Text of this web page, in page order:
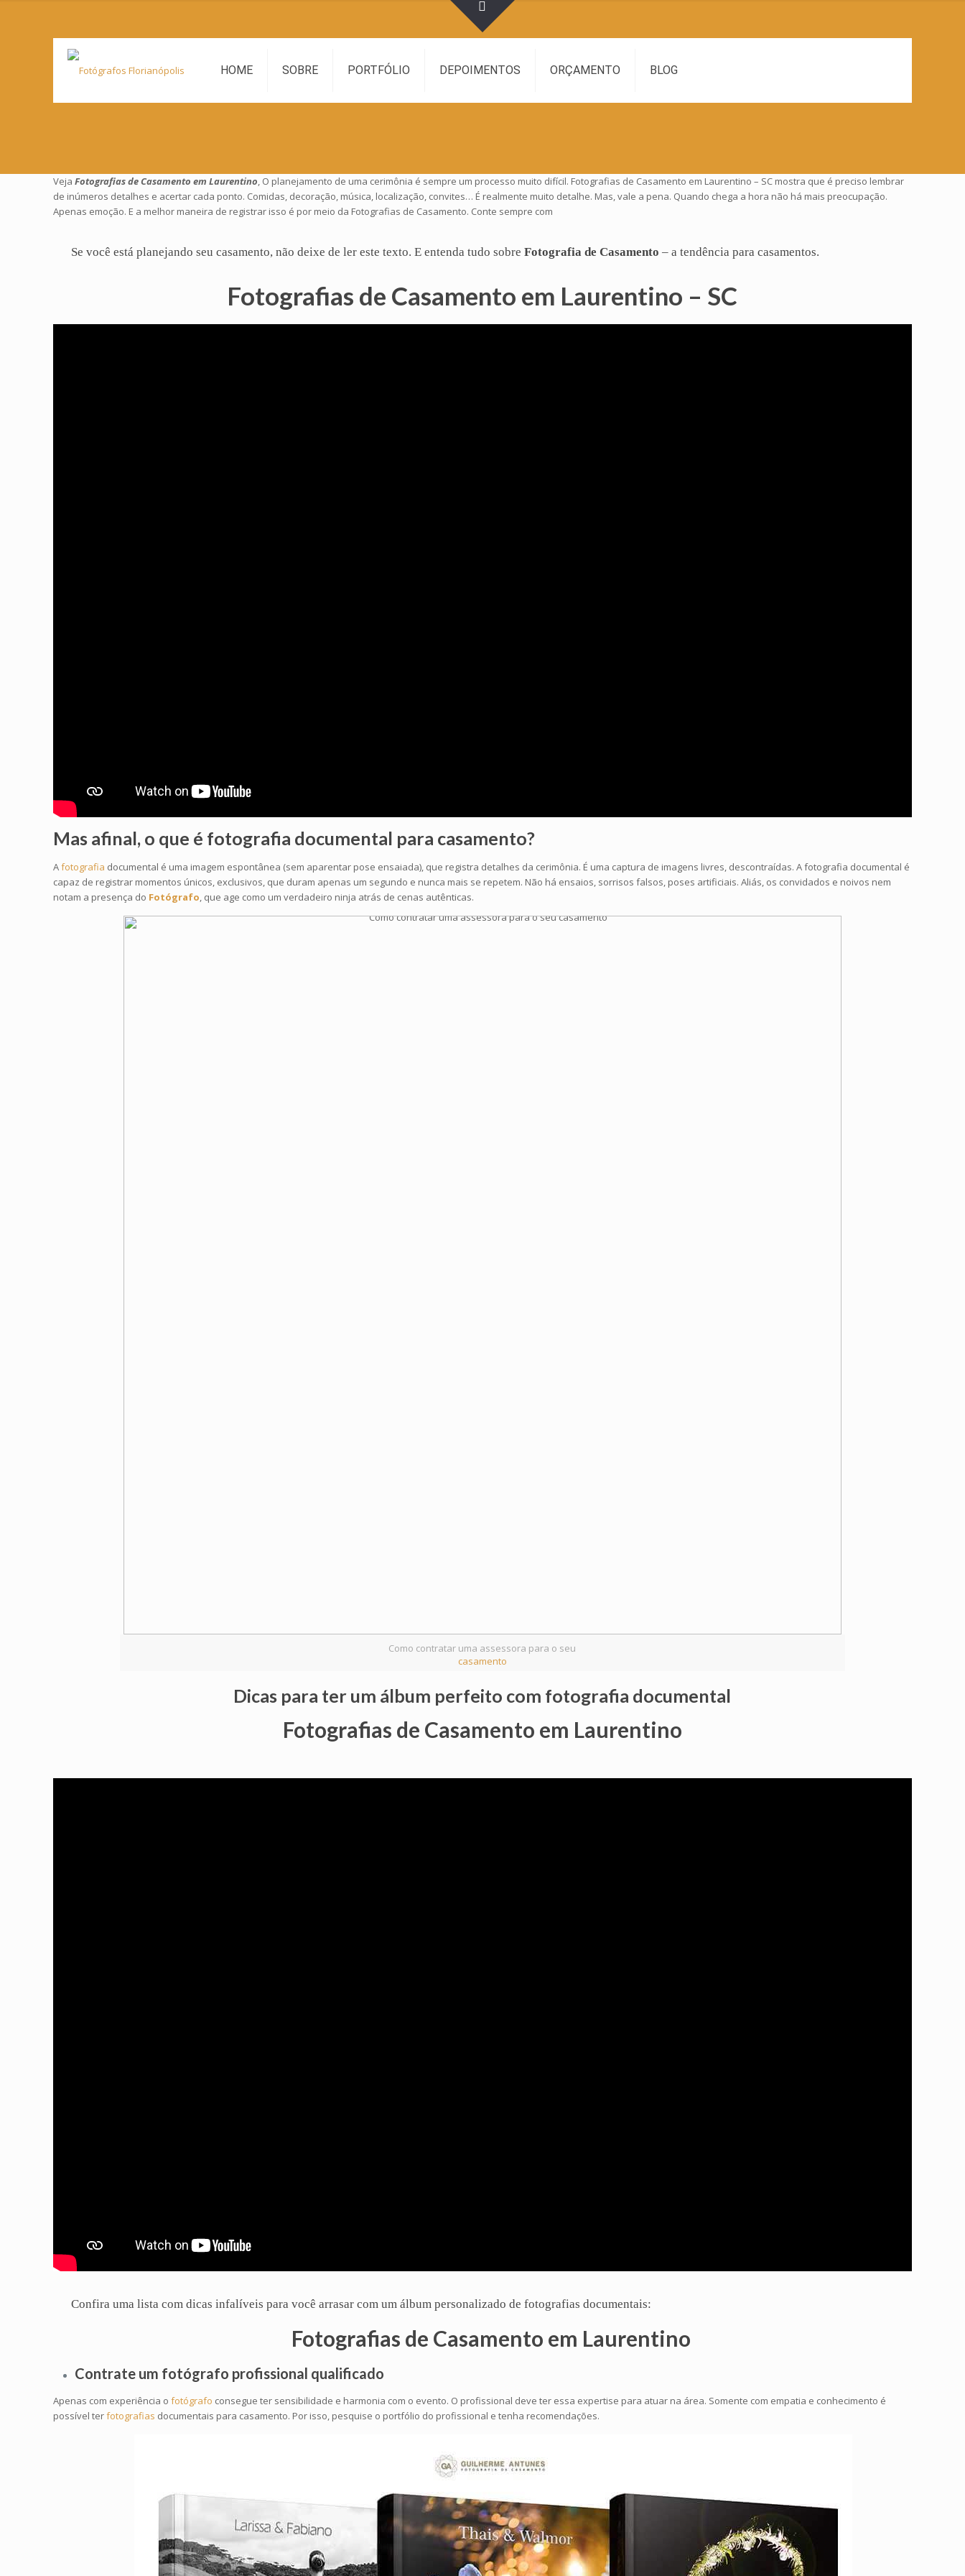
HOME SOBRE PORTFÓLIO DEPOIMENTOS ORÇAMENTO BLOG
VejaFotografias de Casamento em Laurentino, O planejamento de uma cerimônia é sempre um processo muito difícil. Fotografias de Casamento em Laurentino – SC mostra que é preciso lembrar
de inúmeros detalhes e acertar cada ponto. Comidas, decoração, música, localização, convites… É realmente muito detalhe. Mas, vale a pena. Quando chega a hora não há mais preocupação.
Apenas emoção. E a melhor maneira de registrar isso é por meio da Fotografias de Casamento. Conte sempre com
Se você está planejando seucasamento, não deixe de ler este texto. E entenda tudo sobreFotografia de Casamento – a tendência para casamentos.
Fotografias de Casamento em Laurentino – SC
Mas afinal, o que é fotografia documental para casamento?
Afotografia documental é uma imagem espontânea (sem aparentar pose ensaiada), que registra detalhes da cerimônia. É uma captura de imagens livres, descontraídas. A fotografia documental é
capaz de registrar momentos únicos, exclusivos, que duram apenas um segundo e nunca mais se repetem. Não há ensaios, sorrisos falsos, poses artificiais. Aliás, os convidados e noivos nem
notam a presença do Fotógrafo, que age como um verdadeiro ninja atrás de cenas autênticas.
Como contratar uma assessora para o seu
casamento
Dicas para ter um álbum perfeito com fotografia documental
Fotografias de Casamento em Laurentino
Confira uma lista com dicas infalíveis para você arrasar com umálbum personalizado de fotografias documentais:
Fotografias de Casamento em Laurentino
Contrate um fotógrafo profissional qualificado
Apenas com experiência ofotógrafo consegue ter sensibilidade e harmonia com o evento. O profissional deve ter essa expertise para atuar na área. Somente com empatia e conhecimento é
possível terfotografias documentais para casamento. Por isso, pesquise o portfólio do profissional e tenha recomendações.